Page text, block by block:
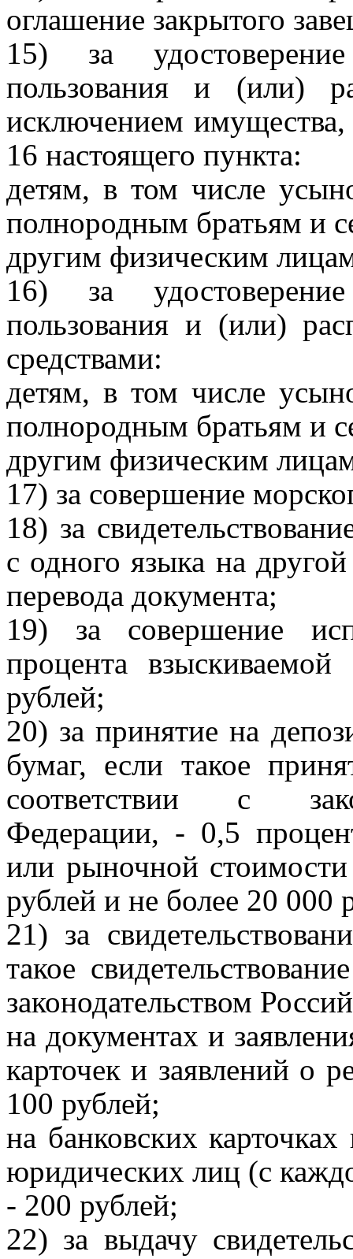
оглашение закрытого
15) за
пользования и (или)
исключением имущества,
16 настоящего пункта:
детям, в том числе
полнородным братьям и
другим физическим
16) за
пользования и (или)
средствами:
детям, в том числе
полнородным братьям и
другим физическим
17) за совершение
18) за
с одного языка на
перевода документа;
19) за совершение
процента
рублей;
20) за принятие на
бумаг, если такое
соответствии с
Федерации, - 0,5
или рыночной
рублей и не более 20 000
21) за
такое
законодательством
на документах и
карточек и заявлений о
100 рублей;
на банковских
юридических лиц (с
- 200 рублей;
22) за выдачу